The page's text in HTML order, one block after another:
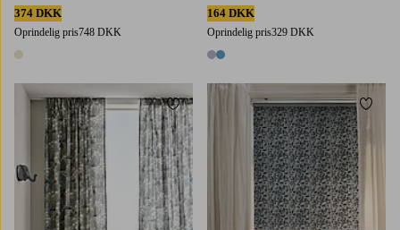
374 DKK
Oprindelig pris748 DKK
1 farve
164 DKK
Oprindelig pris329 DKK
2 farver
Tilføj til favoritter
250300
Tilføj
120140